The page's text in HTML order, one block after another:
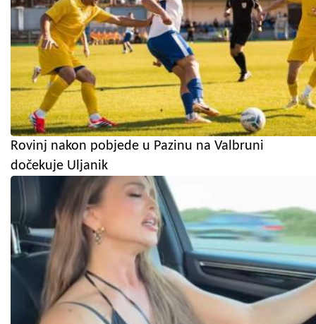
Rovinj nakon pobjede u Pazinu na Valbruni
dočekuje Uljanik